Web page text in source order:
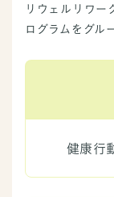
リウェルリワー
ログラムをグル
健康行